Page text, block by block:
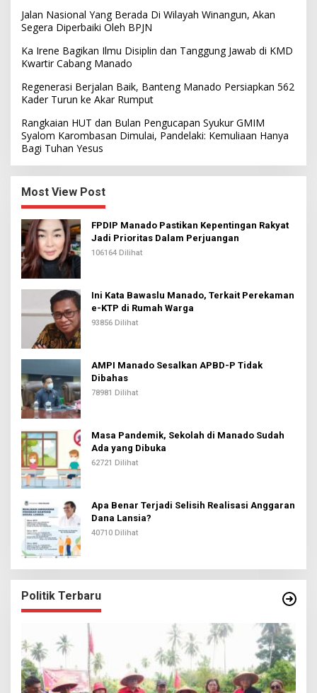
Jalan Nasional Yang Berada Di Wilayah Winangun, Akan
Segera Diperbaiki Oleh BPJN
Ka Irene Bagikan Ilmu Disiplin dan Tanggung Jawab di KMD
Kwartir Cabang Manado
Regenerasi Berjalan Baik, Banteng Manado Persiapkan 562
Kader Turun ke Akar Rumput
Rangkaian HUT dan Bulan Pengucapan Syukur GMIM
Syalom Karombasan Dimulai, Pandelaki: Kemuliaan Hanya
Bagi Tuhan Yesus
Most View Post
FPDIP Manado Pastikan Kepentingan Rakyat
Jadi Prioritas Dalam Perjuangan
106164 Dilihat
Ini Kata Bawaslu Manado, Terkait Perekaman
e-KTP di Rumah Warga
93856 Dilihat
AMPI Manado Sesalkan APBD-P Tidak
Dibahas
78981 Dilihat
Masa Pandemik, Sekolah di Manado Sudah
Ada yang Dibuka
62721 Dilihat
Apa Benar Terjadi Selisih Realisasi Anggaran
Dana Lansia?
40710 Dilihat
Politik Terbaru